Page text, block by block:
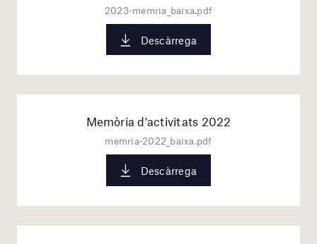
2023-memria_baixa.pdf
Descàrrega
Memòria d'activitats 2022
memria-2022_baixa.pdf
Descàrrega